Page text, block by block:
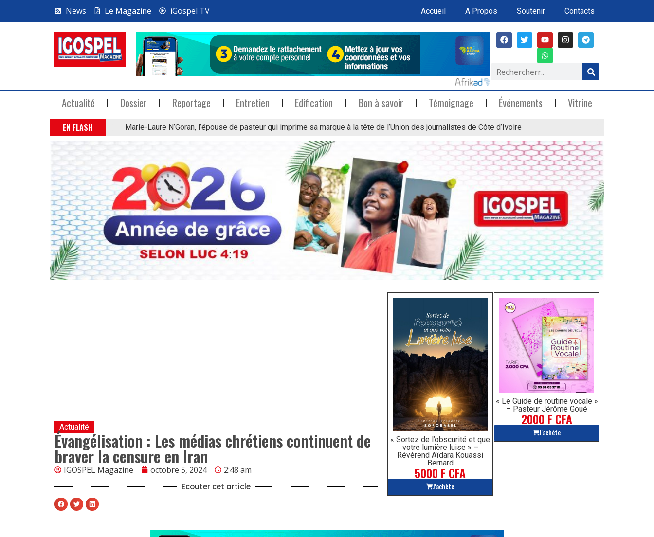
News Le Magazine iGospel TV Accueil A Propos Soutenir Contacts
Actualité Dossier Reportage Entretien Edification Bon à savoir Témoignage Événements Vitrine
EN FLASH Marie-Laure N’Goran, l’épouse de pasteur qui imprime sa marque à la tête de l’Union des journalistes de Côte d’Ivoire
« Sortez de l’obscurité et que
votre lumière luise » –
Révérend Aïdara Kouassi
Bernard
5000 F CFA
J'achète
« Le Guide de routine vocale »
– Pasteur Jérôme Goué
2000 F CFA
J'achète
Actualité
Évangélisation : Les médias chrétiens continuent de
braver la censure en Iran
IGOSPEL Magazine octobre 5, 2024 2:48 am
Ecouter cet article